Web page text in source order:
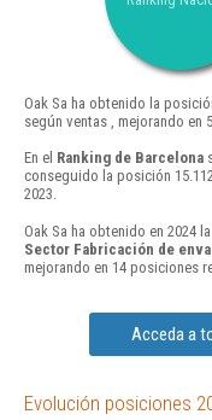
Oak Sa ha obtenido la
según ventas , mejorando en
En el Ranking de Barcelona
conseguido la posición
2023.
Oak Sa ha obtenido en 2024
Sector Fabricación de
mejorando en 14 posiciones
Acceda a
Evolución posiciones